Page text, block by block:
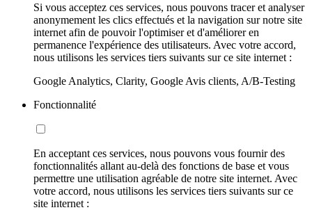
Si vous acceptez ces services, nous pouvons tracer et analyser
anonymement les clics effectués et la navigation sur notre site
internet afin de pouvoir l'optimiser et d'améliorer en
permanence l'expérience des utilisateurs. Avec votre accord,
nous utilisons les services tiers suivants sur ce site internet :
Google Analytics, Clarity, Google Avis clients, A/B-Testing
Fonctionnalité
En acceptant ces services, nous pouvons vous fournir des
fonctionnalités allant au-delà des fonctions de base et vous
permettre une utilisation agréable de notre site internet. Avec
votre accord, nous utilisons les services tiers suivants sur ce
site internet :